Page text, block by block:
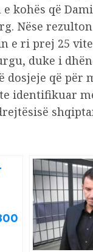
kohës që
Nëse rezulton
e ri prej 25
duke i
që për
identifikuar